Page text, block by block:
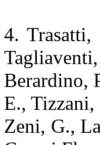
4.
Berardino,
E., Tizzani,
Zeni, G.,